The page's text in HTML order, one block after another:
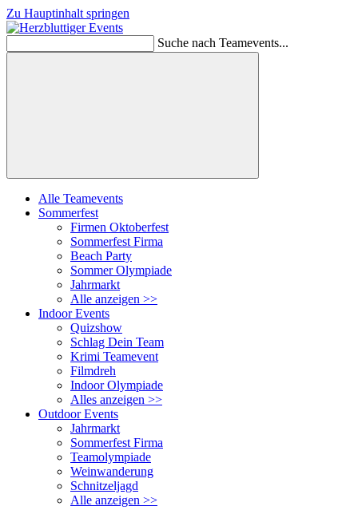
Zu Hauptinhalt springen
Suche nach Teamevents...
Alle Teamevents
Sommerfest
Firmen Oktoberfest
Sommerfest Firma
Beach Party
Sommer Olympiade
Jahrmarkt
Alle anzeigen >>
Indoor Events
Quizshow
Schlag Dein Team
Krimi Teamevent
Filmdreh
Indoor Olympiade
Alles anzeigen >>
Outdoor Events
Jahrmarkt
Sommerfest Firma
Teamolympiade
Weinwanderung
Schnitzeljagd
Alle anzeigen >>